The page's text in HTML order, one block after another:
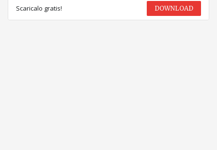
Scaricalo gratis! DOWNLOAD